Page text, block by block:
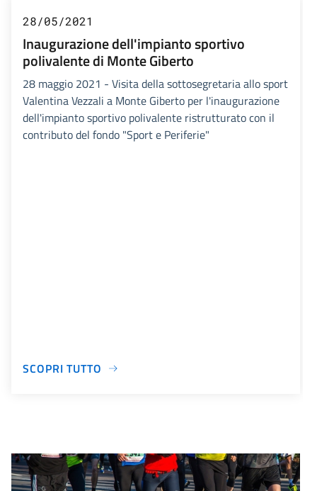
28/05/2021
Inaugurazione dell'impianto sportivo
polivalente di Monte Giberto
28 maggio 2021 - Visita della sottosegretaria allo sport
Valentina Vezzali a Monte Giberto per l'inaugurazione
dell'impianto sportivo polivalente ristrutturato con il
contributo del fondo "Sport e Periferie"
SCOPRI TUTTO